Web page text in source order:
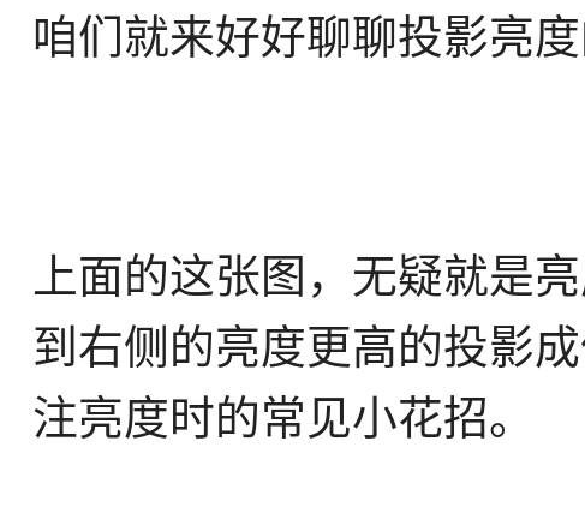
咱们就来好好聊聊投影亮
上面的这张图，无疑就是
到右侧的亮度更高的投影
注亮度时的常见小花招。